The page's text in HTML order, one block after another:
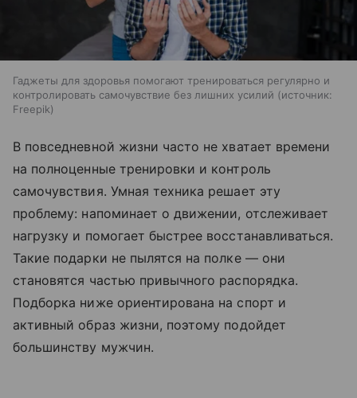
Гаджеты для здоровья помогают тренироваться регулярно и
контролировать самочувствие без лишних усилий
источник:
Freepik
В повседневной жизни часто не хватает времени
на полноценные тренировки и контроль
самочувствия. Умная техника решает эту
проблему: напоминает о движении, отслеживает
нагрузку и помогает быстрее восстанавливаться.
Такие подарки не пылятся на полке — они
становятся частью привычного распорядка.
Подборка ниже ориентирована на спорт и
активный образ жизни, поэтому подойдет
большинству мужчин.